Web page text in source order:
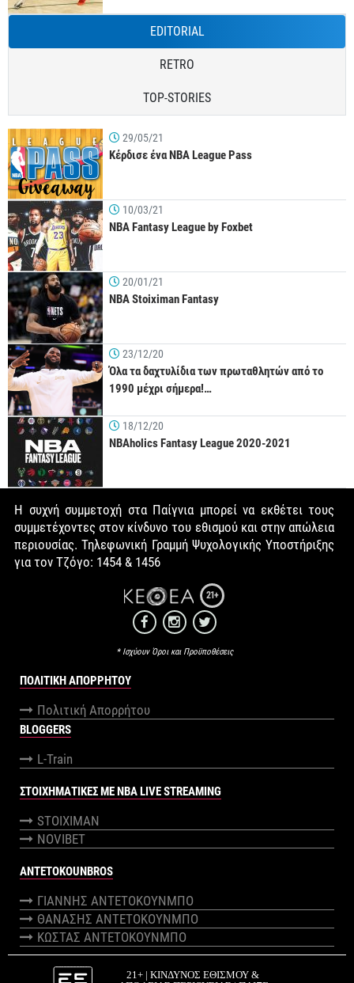
EDITORIAL
RETRO
TOP-STORIES
29/05/21
Κέρδισε ένα NBA League Pass
10/03/21
NBA Fantasy League by Foxbet
20/01/21
NBA Stoiximan Fantasy
23/12/20
Όλα τα δαχτυλίδια των πρωταθλητών από το
1990 μέχρι σήμερα!…
18/12/20
NBAholics Fantasy League 2020-2021
Η συχνή συμμετοχή στα Παίγνια μπορεί να εκθέτει τους
συμμετέχοντες στον κίνδυνο του εθισμού και στην απώλεια
περιουσίας. Τηλεφωνική Γραμμή Ψυχολογικής Υποστήριξης
για τον Τζόγο: 1454 & 1456
21+
* Ισχύουν Όροι και Προϋποθέσεις
ΠΟΛΙΤΙΚΉ ΑΠΟΡΡΉΤΟΥ
Πολιτική Απορρήτου
BLOGGERS
L-Train
ΣΤΟΙΧΗΜΑΤΙΚΕΣ ΜΕ NBA LIVE STREAMING
STOIXIMAN
NOVIBET
ANTETOKOUNBROS
ΓΙΑΝΝΗΣ ΑΝΤΕΤΟΚΟΥΝΜΠΟ
ΘΑΝΑΣΗΣ ΑΝΤΕΤΟΚΟΥΝΜΠΟ
ΚΩΣΤΑΣ ΑΝΤΕΤΟΚΟΥΝΜΠΟ